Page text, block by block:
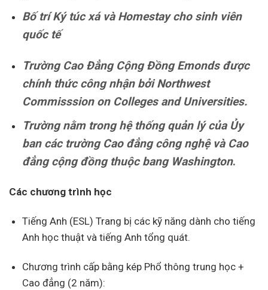
Bố trí Ký túc xá và Homestay cho sinh viên
quốc tế
Trường Cao Đẳng Cộng Đồng Emonds được
chính thức công nhận bởi Northwest
Commisssion on Colleges and Universities.
Trường nằm trong hệ thống quản lý của Ủy
ban các trường Cao đẳng công nghệ và Cao
đẳng cộng đồng thuộc bang Washington.
Các chương trình học
Tiếng Anh (ESL) Trang bị các kỹ năng dành cho tiếng
Anh học thuật và tiếng Anh tổng quát.
Chương trình cấp bằng kép Phổ thông trung học +
Cao đẳng (2 năm):